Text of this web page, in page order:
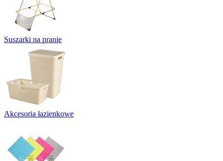
Suszarki na pranie
Akcesoria łazienkowe